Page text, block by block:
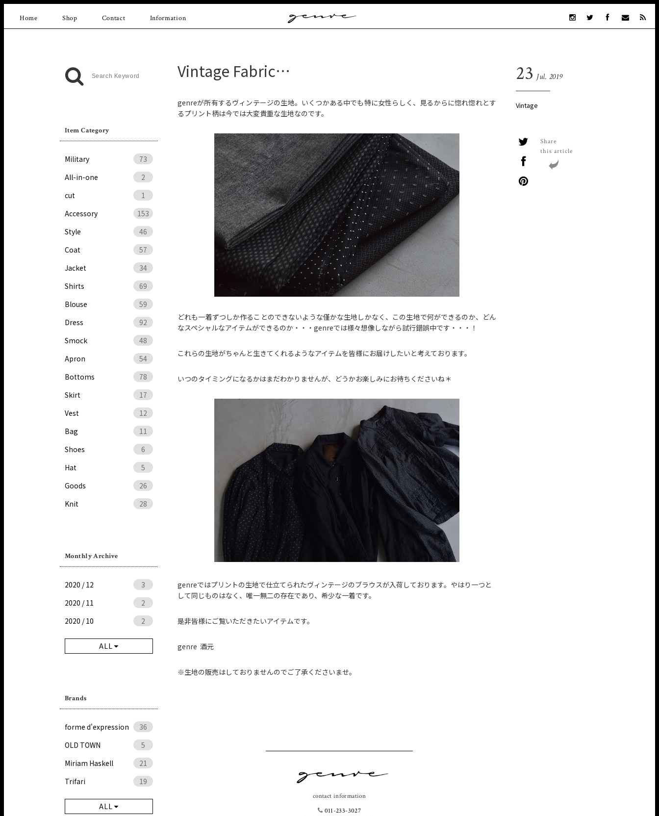
Vintage
Home Shop Contact Information
Item Category
Military
73
All-in-one
2
cut
1
Accessory
153
Style
46
Coat
57
Jacket
34
Shirts
69
Blouse
59
Dress
92
Smock
48
Apron
54
Bottoms
78
Skirt
17
Vest
12
Bag
11
Shoes
6
Hat
5
Goods
26
Knit
28
Monthly Archive
2020 / 12
3
2020 / 11
2
2020 / 10
2
ALL
Brands
forme d'expression
36
OLD TOWN
5
Miriam Haskell
21
Trifari
19
ALL
Vintage Fabric… 23 Jul. 2019
Vintage
Share
this article
genreが所有するヴィンテージの生地。いくつかある中でも特に女性らしく、見るからに惚れ惚れとす
るプリント柄は今では大変貴重な生地なのです。
どれも一着ずつしか作ることのできないような僅かな生地しかなく、この生地で何ができるのか、どん
なスペシャルなアイテムができるのか・・・genreでは様々想像しながら試行錯誤中です・・・！
これらの生地がちゃんと生きてくれるようなアイテムを皆様にお届けしたいと考えております。
いつのタイミングになるかはまだわかりませんが、どうかお楽しみにお待ちくださいね＊
genreではプリントの生地で仕立てられたヴィンテージのブラウスが入荷しております。やはり一つと
して同じものはなく、唯一無二の存在であり、希少な一着です。
是非皆様にご覧いただきたいアイテムです。
genre 酒元
※生地の販売はしておりませんのでご了承くださいませ。
contact information
011-233-3027